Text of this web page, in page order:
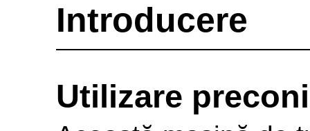
Introducere
Utilizare